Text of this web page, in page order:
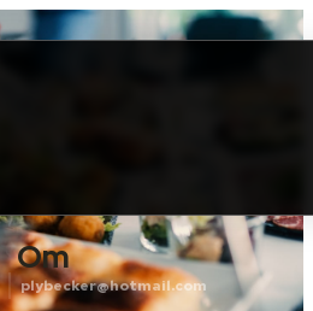
Om
plybecker@hotmail.com